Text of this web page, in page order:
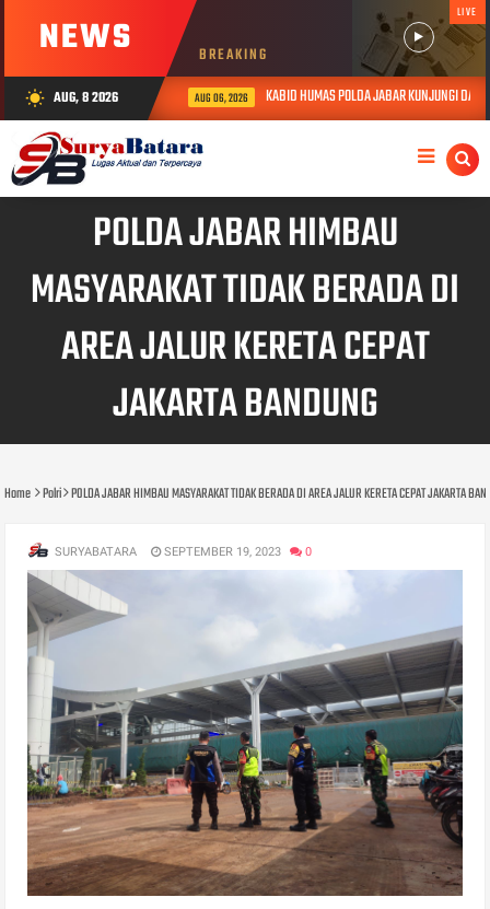
NEWS BREAKING
LIVE
wb_sunny AUG, 8 2026 AUG 06, 2026 KABID HUMAS POLDA JABAR KUNJUNGI DAN
POLDA JABAR HIMBAU
MASYARAKAT TIDAK BERADA DI
AREA JALUR KERETA CEPAT
JAKARTA BANDUNG
Home Polri POLDA JABAR HIMBAU MASYARAKAT TIDAK BERADA DI AREA JALUR KERETA CEPAT JAKARTA
SURYABATARA SEPTEMBER 19, 2023 0